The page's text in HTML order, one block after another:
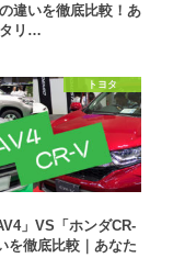
違いを徹底比較！あ
リ…
トヨタ
」VS「ホンダCR-
を徹底比較｜あなた